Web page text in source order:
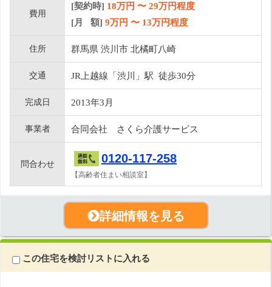
費用
[契約時] 18万円 〜 29万円程度
[月 額] 9万円 〜 13万円程度
住所 群馬県 渋川市 北橘町八崎
交通 JR上越線「渋川」駅 徒歩30分
完成日 2013年3月
事業者 合同会社 さくら介護サービス
問合わせ 0120-117-258
【高齢者住まい相談室】
詳細情報を見る
この住宅を検討リストに入れる